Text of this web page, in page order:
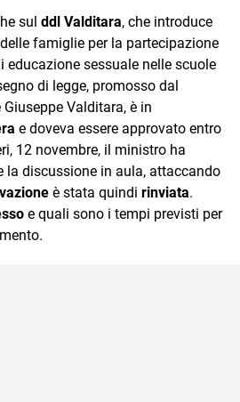
sul ddl Valditara, che introduce
famiglie per la partecipazione
educazione sessuale nelle scuole
di legge, promosso dal
Valditara, è in
e doveva essere approvato entro
12 novembre, il ministro ha
la discussione in aula, attaccando
è stata quindi rinviata.
e quali sono i tempi previsti per